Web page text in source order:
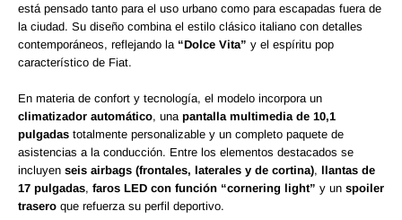
está pensado tanto para el uso urbano como para escapadas fuera de
la ciudad. Su diseño combina el estilo clásico italiano con detalles
contemporáneos, reflejando la “Dolce Vita” y el espíritu pop
característico de Fiat.
En materia de confort y tecnología, el modelo incorpora un
climatizador automático, una pantalla multimedia de 10,1
pulgadas totalmente personalizable y un completo paquete de
asistencias a la conducción. Entre los elementos destacados se
incluyen seis airbags (frontales, laterales y de cortina), llantas de
17 pulgadas, faros LED con función “cornering light” y un spoiler
trasero que refuerza su perfil deportivo.